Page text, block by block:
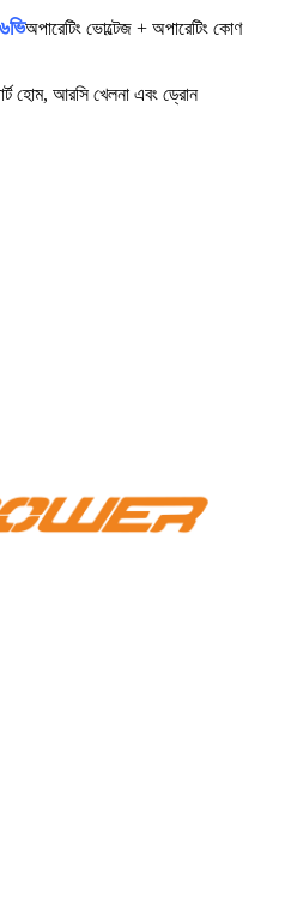
অপারেটিং ভোল্টেজ + অপারেটিং কোণ
হোম, আরসি খেলনা এবং ড্রোন